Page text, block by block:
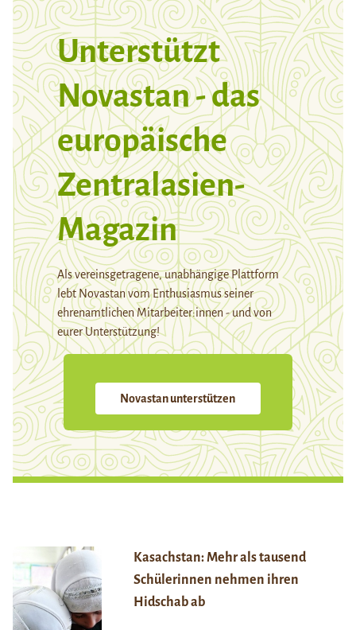
Unterstützt
Novastan - das
europäische
Zentralasien-
Magazin
Als vereinsgetragene, unabhängige Plattform
lebt Novastan vom Enthusiasmus seiner
ehrenamtlichen Mitarbeiter:innen - und von
eurer Unterstützung!
Novastan unterstützen
Kasachstan: Mehr als tausend
Schülerinnen nehmen ihren
Hidschab ab